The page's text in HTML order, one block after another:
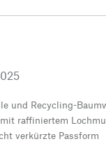
und Recycling-
raffiniertem
verkürzte Passform